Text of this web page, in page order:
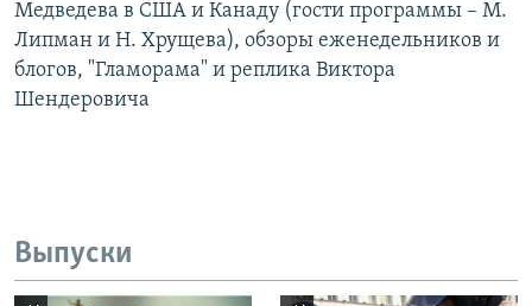
Медведева в США и Канаду (гости программы – М.
Липман и Н. Хрущева), обзоры еженедельников и
блогов, "Гламорама" и реплика Виктора
Шендеровича
Выпуски